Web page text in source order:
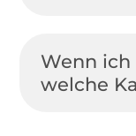
Wenn ich
welche